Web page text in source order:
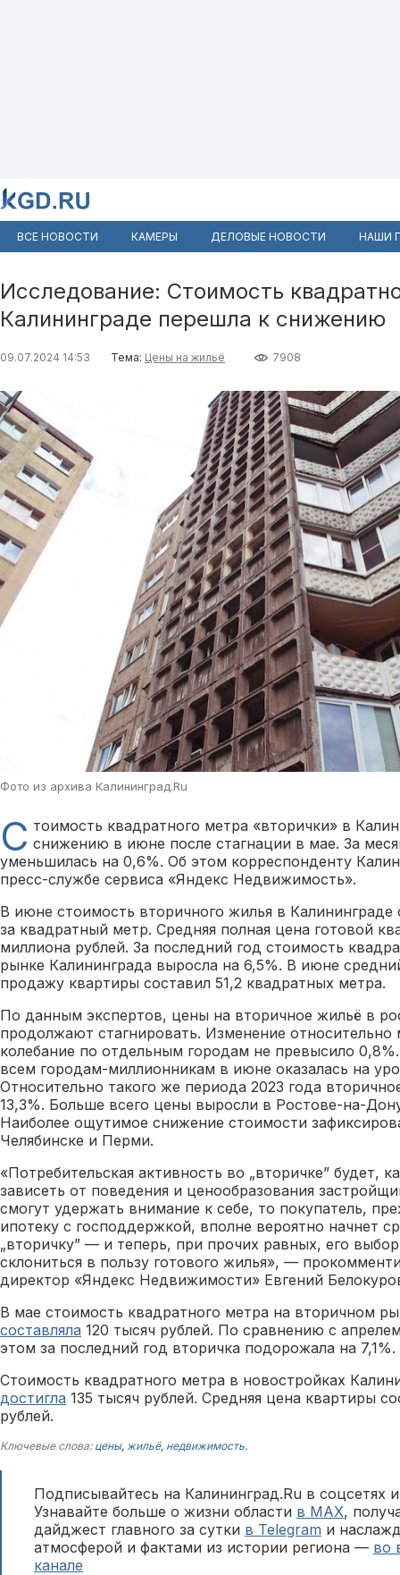
ВСЕ НОВОСТИ КАМЕРЫ ДЕЛОВЫЕ НОВОСТИ НАШИ
Исследование: Стоимость
Калининграде перешла к снижению
09.07.2024 14:53 Тема: Цены на жильё 7908
Фото из архива Калининград.Ru
С тоимость квадратного метра «вторички» в
снижению в июне после стагнации в мае. За
уменьшилась на 0,6%. Об этом корреспонденту
пресс-службе сервиса «Яндекс Недвижимость».
В июне стоимость вторичного жилья в Калининграде
за квадратный метр. Средняя полная цена готовой
миллиона рублей. За последний год стоимость
рынке Калининграда выросла на 6,5%. В июне
продажу квартиры составил 51,2 квадратных метра.
По данным экспертов, цены на вторичное жильё в
продолжают стагнировать. Изменение относительно
колебание по отдельным городам не превысило
всем городам-миллионникам в июне оказалась на
Относительно такого же периода 2023 года
13,3%. Больше всего цены выросли в Ростове-на-
Наиболее ощутимое снижение стоимости
Челябинске и Перми.
«Потребительская активность во „вторичке” будет,
зависеть от поведения и ценообразования
смогут удержать внимание к себе, то покупатель,
ипотеку с господдержкой, вполне вероятно начнет
„вторичку” — и теперь, при прочих равных, его
склониться в пользу готового жилья», —
директор «Яндекс Недвижимости» Евгений
В мае стоимость квадратного метра на вторичном
составляла 120 тысяч рублей. По сравнению с
этом за последний год вторичка подорожала на 7,1%.
Стоимость квадратного метра в новостройках
достигла 135 тысяч рублей. Средняя цена квартиры
рублей.
Ключевые слова: цены, жильё, недвижимость.
Подписывайтесь на Калининград.Ru в соцсетях
Узнавайте больше о жизни области в MAX,
дайджест главного за сутки в Telegram и
атмосферой и фактами из истории региона — во
канале